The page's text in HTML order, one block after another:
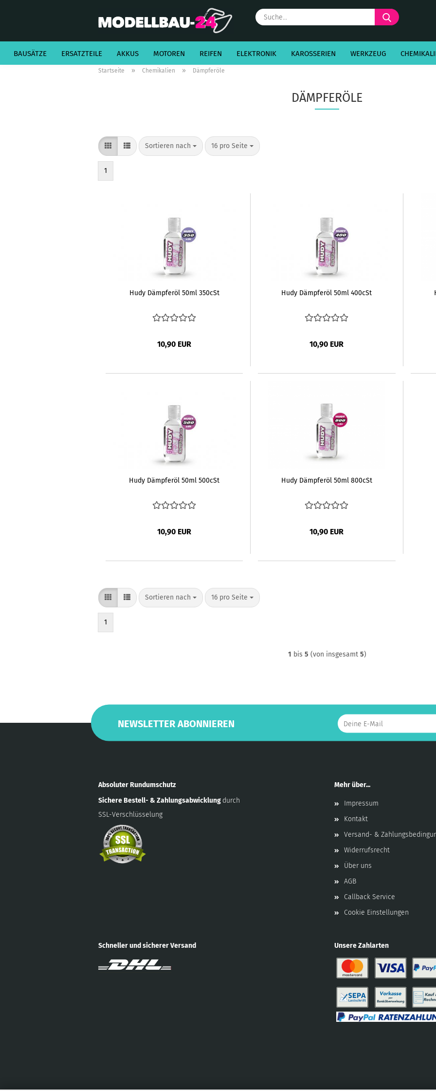
Suche...
BAUSÄTZE ERSATZTEILE AKKUS MOTOREN REIFEN ELEKTRONIK KAROSSERIEN WERKZEUG
Startseite » Chemikalien » Dämpferöle
DÄMPFERÖLE
Sortieren nach
Sortieren nach 16 pro Seite
pro Seite
1
Hudy Dämpferöl 50ml 350cSt
10,90 EUR
Hudy Dämpferöl 50ml 400cSt
10,90 EUR
Hudy Dämpferöl 50ml 500cSt
10,90 EUR
Hudy Dämpferöl 50ml 800cSt
10,90 EUR
Sortieren nach
Sortieren nach 16 pro Seite
pro Seite
1
1 bis 5 (von insgesamt 5)
NEWSLETTER ABONNIEREN
Absoluter Rundumschutz
Sichere Bestell- & Zahlungsabwicklung durch
SSL-Verschlüsselung
Mehr über...
Impressum
Kontakt
Versand- &
Widerrufsrecht
Über uns
AGB
Callback Service
Cookie Einstellungen
Schneller und sicherer Versand Unsere Zahlarten